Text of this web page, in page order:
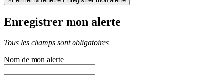
Enregistrer mon alerte
Tous les champs sont obligatoires
Nom de mon alerte